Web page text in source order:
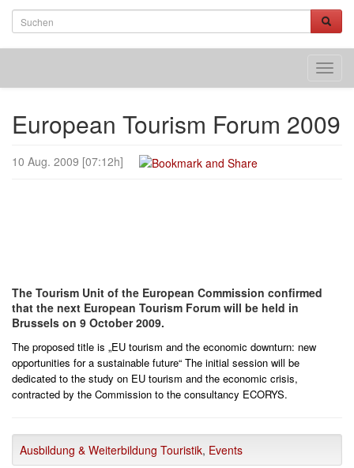
European Tourism Forum 2009
10 Aug. 2009 [07:12h]
The Tourism Unit of the European Commission confirmed
that the next European Tourism Forum will be held in
Brussels on 9 October 2009.
The proposed title is „EU tourism and the economic downturn: new
opportunities for a sustainable future“ The initial session will be
dedicated to the study on EU tourism and the economic crisis,
contracted by the Commission to the consultancy ECORYS.
Ausbildung & Weiterbildung Touristik, Events